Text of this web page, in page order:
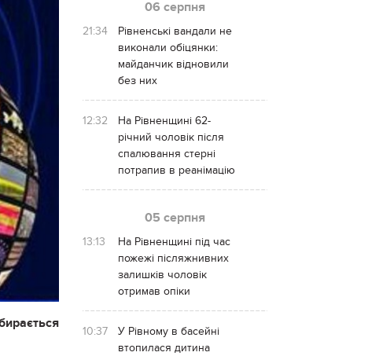
06 серпня
21:34
Рівненські вандали не
виконали обіцянки:
майданчик відновили
без них
12:32
На Рівненщині 62-
річний чоловік після
спалювання стерні
потрапив в реанімацію
05 серпня
13:13
На Рівненщині під час
пожежі післяжнивних
залишків чоловік
отримав опіки
10:37
У Рівному в басейні
втопилася дитина